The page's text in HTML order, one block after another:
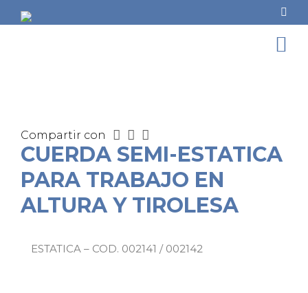
Compartir con
CUERDA SEMI-ESTATICA
PARA TRABAJO EN
ALTURA Y TIROLESA
ESTATICA – COD. 002141 / 002142